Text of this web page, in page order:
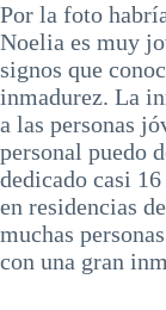
Por la foto
Noelia es muy
signos que
inmadurez. La
a las personas
personal puedo
dedicado casi
en residencias
muchas
con una gran